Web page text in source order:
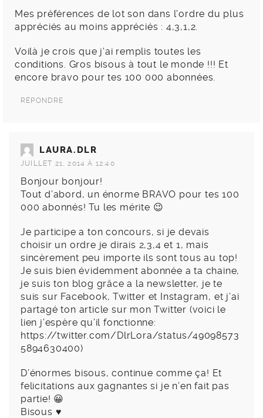
Mes préférences de lot son dans l'ordre du plus
appréciés au moins appréciés : 4,3,1,2.
Voilà je crois que j'ai remplis toutes les
conditions. Gros bisous à tout le monde !!! Et
encore bravo pour tes 100 000 abonnées.
RÉPONDRE
LAURA.DLR
JUILLET 21, 2014 À 12:40
Bonjour bonjour!
Tout d’abord, un énorme BRAVO pour tes 100
000 abonnés! Tu les mérite 😉
Je participe a ton concours, si je devais
choisir un ordre je dirais 2,3,4 et 1, mais
sincèrement peu importe ils sont tous au top!
Je suis bien évidemment abonnée a ta chaine,
je suis ton blog grâce a la newsletter, je te
suis sur Facebook, Twitter et Instagram, et j’ai
partagé ton article sur mon Twitter (voici le
lien j’espère qu’il fonctionne:
https://twitter.com/DlrLora/status/49098573
5894630400)
D’énormes bisous, continue comme ça! Et
felicitations aux gagnantes si je n’en fait pas
partie! 😀
Bisous ♥